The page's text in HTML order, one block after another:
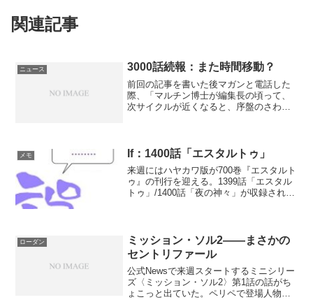
関連記事
ニュース 3000話続報：また時間移動？
前回の記事を書いた後マガンと電話した
際、「マルチン博士が編集長の頃って、
次サイクルが近くなると、序盤のさわり
ほとんどないのよね……」...
メモ If：1400話「エスタルトゥ」
来週にはハヤカワ版が700巻『エスタルト
ゥ』の刊行を迎える。1399話「エスタル
トゥ」/1400話「夜の神々」が収録され、
ト・エル...
ローダン
ミッション・ソル2――まさかの
セントリファール
公式Newsで来週スタートするミニシリー
ズ〈ミッション・ソル2〉第1話の話がち
ょこっと出ていた。ペリペで登場人物